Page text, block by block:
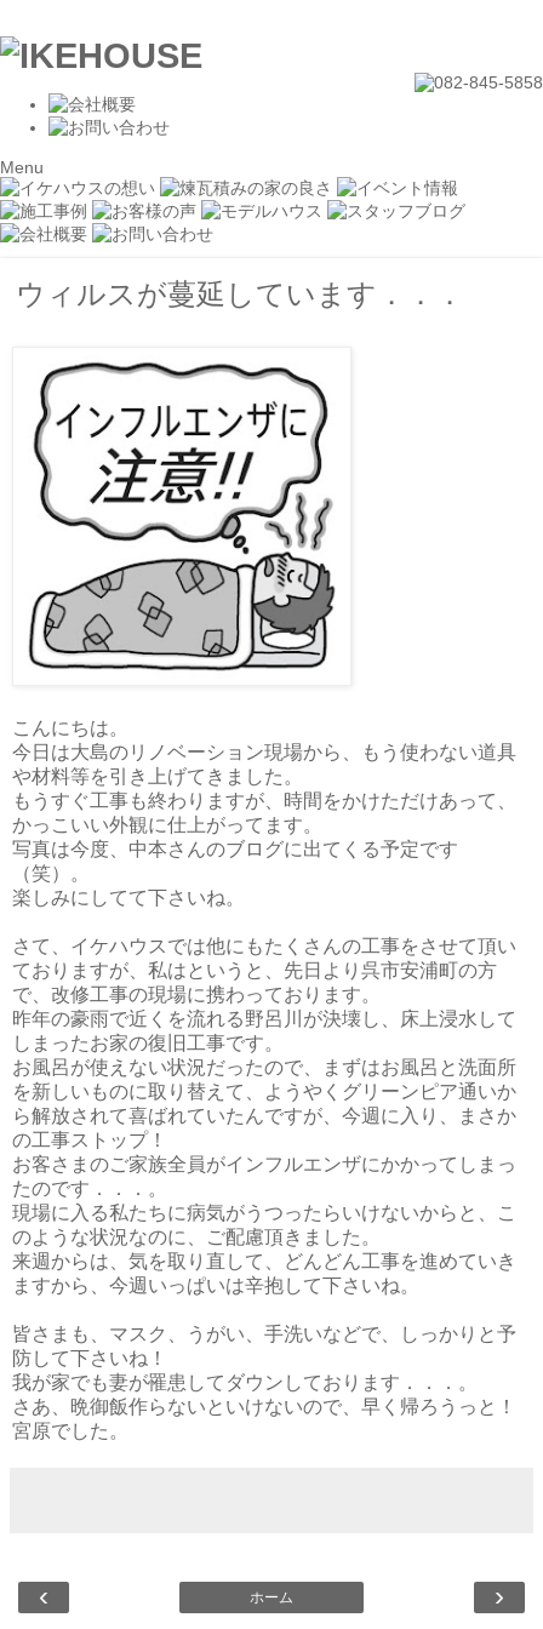
Menu
ウィルスが蔓延しています．．．
こんにちは。
今日は大島のリノベーション現場から、もう使わない道具
や材料等を引き上げてきました。
もうすぐ工事も終わりますが、時間をかけただけあって、
かっこいい外観に仕上がってます。
写真は今度、中本さんのブログに出てくる予定です
（笑）。
楽しみにしてて下さいね。
さて、イケハウスでは他にもたくさんの工事をさせて頂い
ておりますが、私はというと、先日より呉市安浦町の方
で、改修工事の現場に携わっております。
昨年の豪雨で近くを流れる野呂川が決壊し、床上浸水して
しまったお家の復旧工事です。
お風呂が使えない状況だったので、まずはお風呂と洗面所
を新しいものに取り替えて、ようやくグリーンピア通いか
ら解放されて喜ばれていたんですが、今週に入り、まさか
の工事ストップ！
お客さまのご家族全員がインフルエンザにかかってしまっ
たのです．．．。
現場に入る私たちに病気がうつったらいけないからと、こ
のような状況なのに、ご配慮頂きました。
来週からは、気を取り直して、どんどん工事を進めていき
ますから、今週いっぱいは辛抱して下さいね。
皆さまも、マスク、うがい、手洗いなどで、しっかりと予
防して下さいね！
我が家でも妻が罹患してダウンしております．．．。
さあ、晩御飯作らないといけないので、早く帰ろうっと！
宮原でした。
‹ ›
ホーム